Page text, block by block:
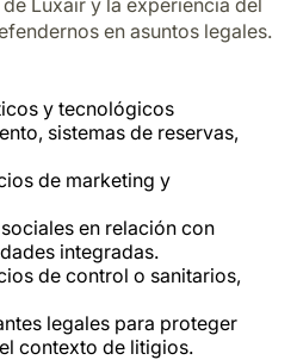
Luxair y la experiencia del
en asuntos legales.
y tecnológicos
sistemas de reservas,
de marketing y
en relación con
integradas.
de control o sanitarios,
legales para proteger
contexto de litigios.